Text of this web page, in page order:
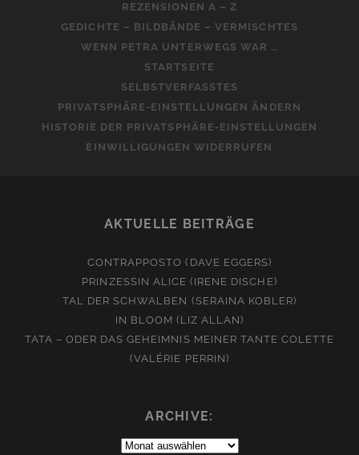
REZENSIONEN A – Z
GEDICHTE – BILDBÄNDE – VERMISCHTES
WENN PETRA UNTERWEGS WAR …
STARTSEITE
SELBSTVERFASSTES
PRIVATSPHÄRE-EINSTELLUNGEN ÄNDERN
HISTORIE DER PRIVATSPHÄRE-EINSTELLUNGEN
EINWILLIGUNGEN WIDERRUFEN
AKTUELLE BEITRÄGE
CONTRAPPOSTO (DAVE EGGERS)
PRINZESSIN ALICE (IRENE DISCHE)
TAL DER SCHWALBEN (SERAINA KOBLER)
IN BLOOM (LIZ ALLAN)
TATA – ODER DAS GEHEIMNIS MEINER TANTE COLETTE
(VALÉRIE PERRIN)
ARCHIVE:
Archive: